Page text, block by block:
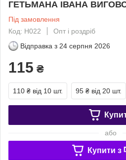
ГЕТЬМАНА ІВАНА
Під замовлення
Код: Н022
Опт і роздріб
Відправка з 24 серпня 2026
115 ₴
110 ₴ від 10 шт. 95 ₴ від 20 шт.
або
Купити з